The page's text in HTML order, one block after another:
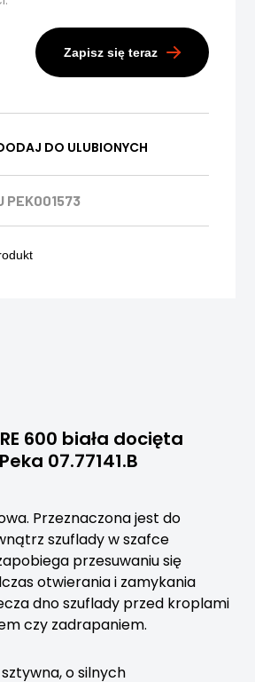
Zapisz się teraz
DO ULUBIONYCH
PEK001573
600 biała docięta
07.77141.B
Przeznaczona jest do
szuflady w szafce
przesuwaniu się
otwierania i zamykania
dno szuflady przed kroplami
czy zadrapaniem.
o silnych